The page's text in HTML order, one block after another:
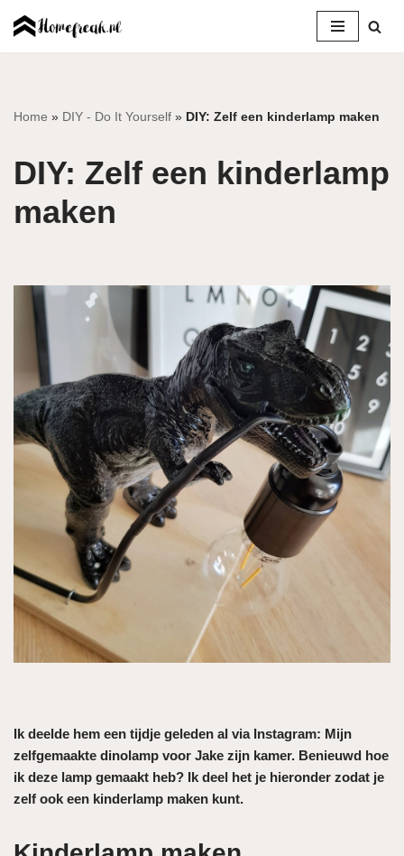
inhoud
Home » DIY - Do It Yourself » DIY: Zelf een kinderlamp maken
DIY: Zelf een kinderlamp
maken
Ik deelde hem een tijdje geleden al via Instagram: Mijn
zelfgemaakte dinolamp voor Jake zijn kamer. Benieuwd hoe
ik deze lamp gemaakt heb? Ik deel het je hieronder zodat je
zelf ook een kinderlamp maken kunt.